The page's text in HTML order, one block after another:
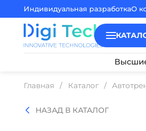
Индивидуальная разработкаО
Главная Каталог
НАЗАД В КАТАЛОГ